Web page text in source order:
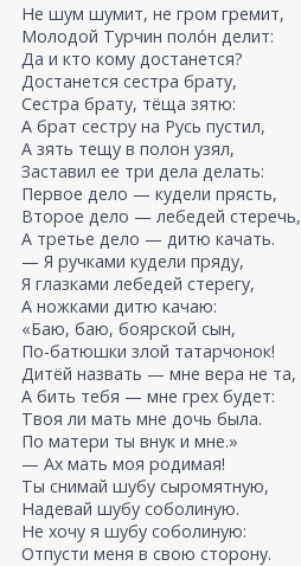
Не шум шумит, не гром гремит,
Молодой Турчин поло́н делит:
Да и кто кому достанется?
Достанется сестра брату,
Сестра брату, тёща зятю:
А брат сестру на Русь пустил,
А зять тещу в полон узял,
Заставил ее три дела делать:
Первое дело — кудели прясть,
Второе дело — лебедей стеречь,
А третье дело — дитю качать.
— Я ручками кудели пряду,
Я глазками лебедей стерегу,
А ножками дитю качаю:
«Баю, баю, боярской сын,
По-батюшки злой татарчонок!
Дитёй назвать — мне вера не та,
А бить тебя — мне грех будет:
Твоя ли мать мне дочь была.
По матери ты внук и мне.»
— Ах мать моя родимая!
Ты снимай шубу сыромятную,
Надевай шубу соболиную.
Не хочу я шубу соболиную:
Отпусти меня в свою сторону.